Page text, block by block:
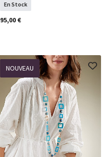
En Stock
95,00 €
NOUVEAU